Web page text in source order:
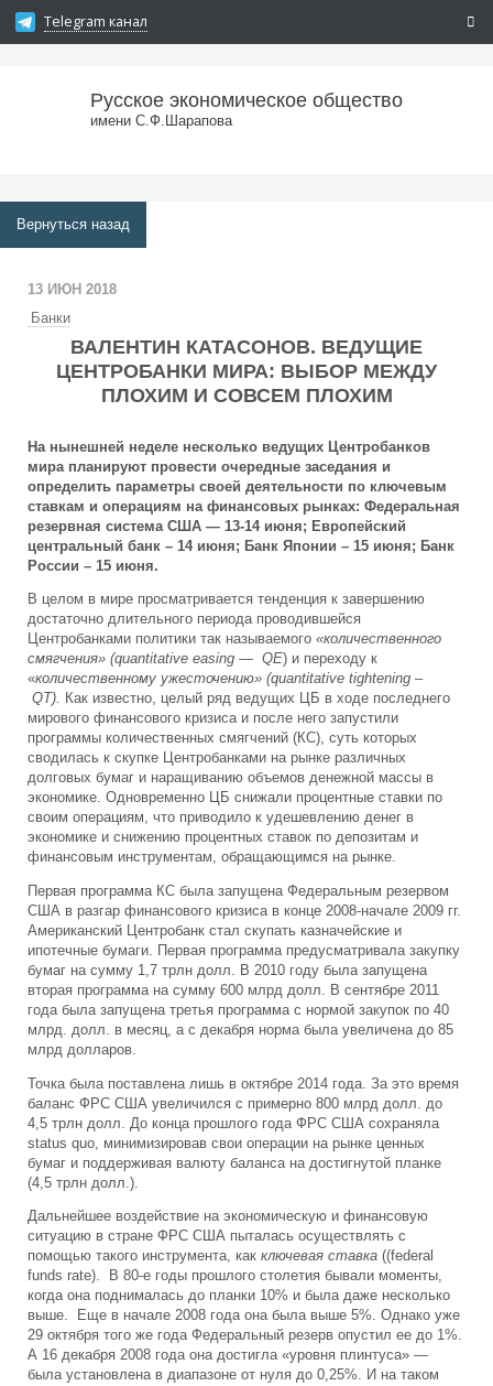
Telegram канал
Русское экономическое общество
имени С.Ф.Шарапова
Вернуться назад
13 ИЮН 2018
Банки
ВАЛЕНТИН КАТАСОНОВ. ВЕДУЩИЕ
ЦЕНТРОБАНКИ МИРА: ВЫБОР МЕЖДУ
ПЛОХИМ И СОВСЕМ ПЛОХИМ
На нынешней неделе несколько ведущих Центробанков
мира планируют провести очередные заседания и
определить параметры своей деятельности по ключевым
ставкам и операциям на финансовых рынках: Федеральная
резервная система США — 13-14 июня; Европейский
центральный банк – 14 июня; Банк Японии – 15 июня; Банк
России – 15 июня.
В целом в мире просматривается тенденция к завершению
достаточно длительного периода проводившейся
Центробанками политики так называемого«количественного
смягчения» (quantitative easing — QE) и переходу к
«количественному ужесточению» (quantitative tightening –
QT). Как известно, целый ряд ведущих ЦБ в ходе последнего
мирового финансового кризиса и после него запустили
программы количественных смягчений (КС), суть которых
сводилась к скупке Центробанками на рынке различных
долговых бумаг и наращиванию объемов денежной массы в
экономике. Одновременно ЦБ снижали процентные ставки по
своим операциям, что приводило к удешевлению денег в
экономике и снижению процентных ставок по депозитам и
финансовым инструментам, обращающимся на рынке.
Первая программа КС была запущена Федеральным резервом
США в разгар финансового кризиса в конце 2008-начале 2009 гг.
Американский Центробанк стал скупать казначейские и
ипотечные бумаги. Первая программа предусматривала закупку
бумаг на сумму 1,7 трлн долл. В 2010 году была запущена
вторая программа на сумму 600 млрд долл. В сентябре 2011
года была запущена третья программа с нормой закупок по 40
млрд. долл. в месяц, а с декабря норма была увеличена до 85
млрд долларов.
Точка была поставлена лишь в октябре 2014 года. За это время
баланс ФРС США увеличился с примерно 800 млрд долл. до
4,5 трлн долл. До конца прошлого года ФРС США сохраняла
status quo, минимизировав свои операции на рынке ценных
бумаг и поддерживая валюту баланса на достигнутой планке
(4,5 трлн долл.).
Дальнейшее воздействие на экономическую и финансовую
ситуацию в стране ФРС США пыталась осуществлять с
помощью такого инструмента, какключевая ставка ((federal
funds rate). В 80-е годы прошлого столетия бывали моменты,
когда она поднималась до планки 10% и была даже несколько
выше. Еще в начале 2008 года она была выше 5%. Однако уже
29 октября того же года Федеральный резерв опустил ее до 1%.
А 16 декабря 2008 года она достигла «уровня плинтуса» —
была установлена в диапазоне от нуля до 0,25%. И на таком